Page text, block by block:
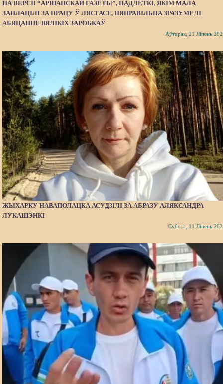
ПА ВЕРСІІ “АРШАНСКАЙ ГАЗЕТЫ”, ПАДЛЕТКІ, ЯКІМ МАЛА
ЗАПЛАЦІЛІ ЗА ПРАЦУ Ў ЛЯСГАСЕ, НЯПРАВІЛЬНА ЗРАЗУМЕЛІ
АБЯЦАННЕ ВЯЛІКІХ ЗАРОБКАЎ
Аўторак, 21 Ліпень
ЖЫХАРКУ НАВАПОЛАЦКА АСУДЗІЛІ ЗА АБРАЗУ АЛЯКСАНДРА
ЛУКАШЭНКІ
Субота, 11 Ліпень